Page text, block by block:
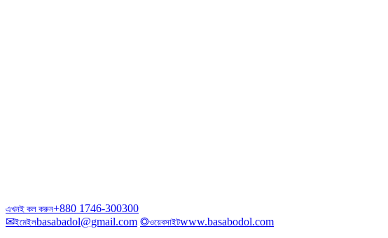
এখনই কল করুন+880 1746-300300
✉ইমেইলbasabadol@gmail.com ◎ওয়েবসাইটwww.basabodol.com